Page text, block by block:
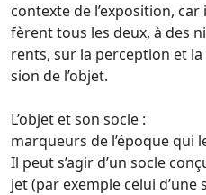
contexte de l’exposition,
fèrent tous les deux, à des
rents, sur la perception et
sion de l’objet.
L’objet et son socle :
marqueurs de l’époque qui
Il peut s’agir d’un socle
jet (par exemple celui d’une